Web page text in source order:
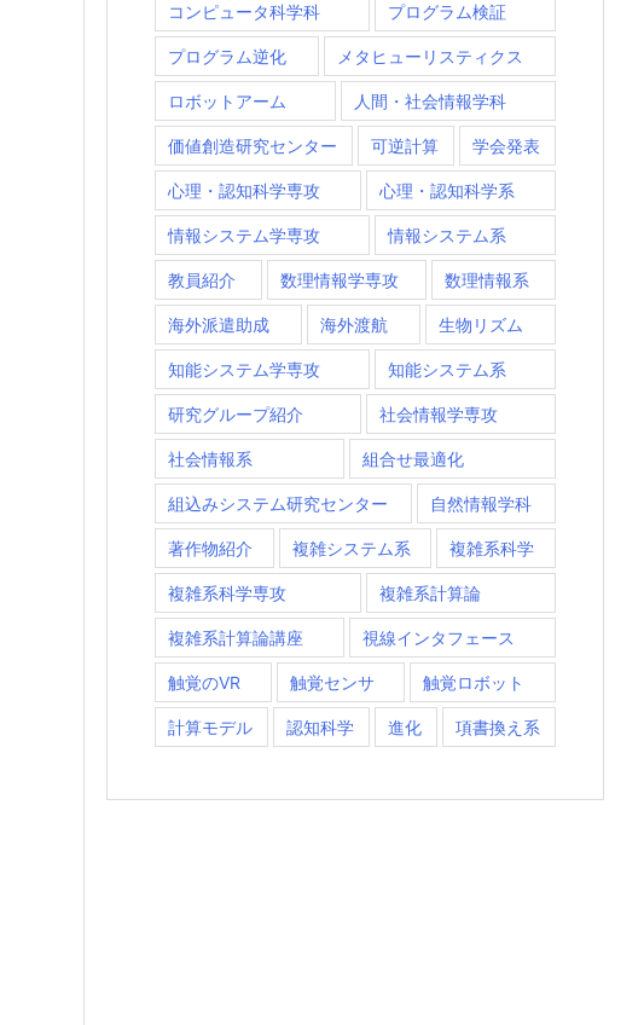
コンピュータ科学科 プログラム検証
プログラム逆化 メタヒューリスティクス
ロボットアーム 人間・社会情報学科
価値創造研究センター 可逆計算 学会発表
心理・認知科学専攻 心理・認知科学系
情報システム学専攻 情報システム系
教員紹介 数理情報学専攻 数理情報系
海外派遣助成 海外渡航 生物リズム
知能システム学専攻 知能システム系
研究グループ紹介 社会情報学専攻
社会情報系 組合せ最適化
組込みシステム研究センター 自然情報学科
著作物紹介 複雑システム系 複雑系科学
複雑系科学専攻 複雑系計算論
複雑系計算論講座 視線インタフェース
触覚のVR 触覚センサ 触覚ロボット
計算モデル 認知科学 進化 項書換え系